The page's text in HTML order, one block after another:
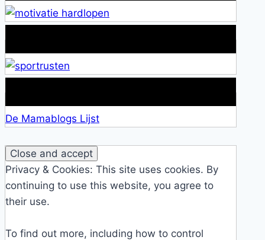
De Mamablogs Lijst
Privacy & Cookies: This site uses cookies. By
continuing to use this website, you agree to
their use.
To find out more, including how to control